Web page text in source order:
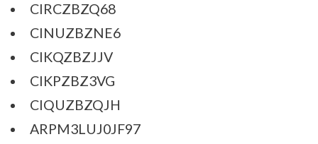
CIRCZBZQ68
CINUZBZNE6
CIKQZBZJJV
CIKPZBZ3VG
CIQUZBZQJH
ARPM3LUJ0JF97